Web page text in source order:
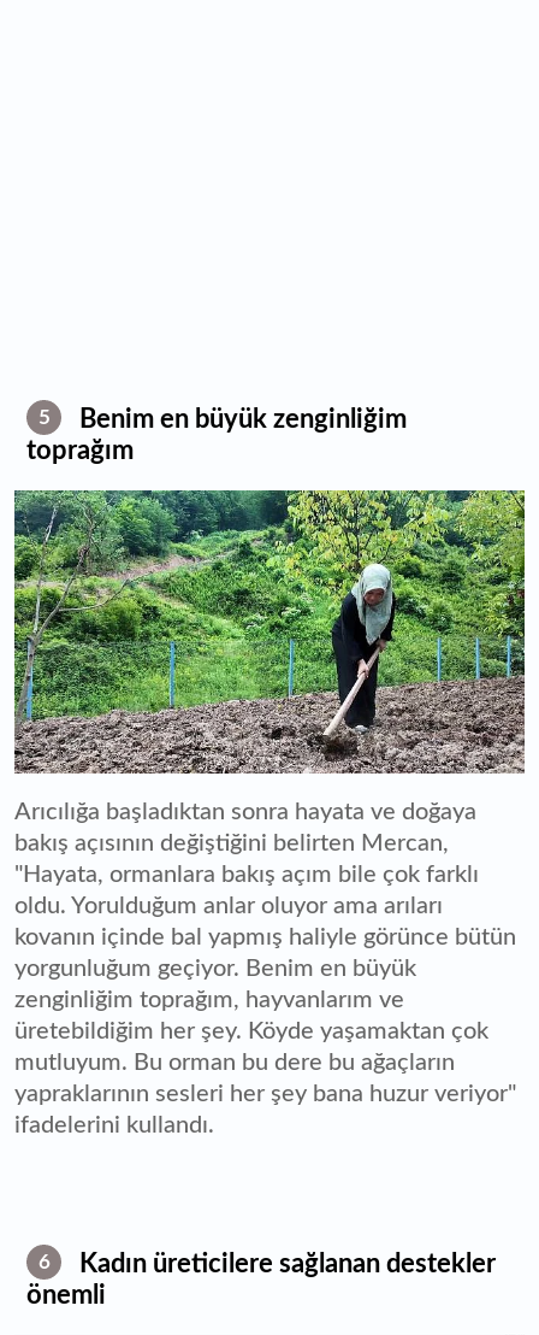
5
Benim en büyük zenginliğim
toprağım
Arıcılığa başladıktan sonra hayata ve doğaya
bakış açısının değiştiğini belirten Mercan,
"Hayata, ormanlara bakış açım bile çok farklı
oldu. Yorulduğum anlar oluyor ama arıları
kovanın içinde bal yapmış haliyle görünce bütün
yorgunluğum geçiyor. Benim en büyük
zenginliğim toprağım, hayvanlarım ve
üretebildiğim her şey. Köyde yaşamaktan çok
mutluyum. Bu orman bu dere bu ağaçların
yapraklarının sesleri her şey bana huzur veriyor"
ifadelerini kullandı.
6
Kadın üreticilere sağlanan destekler
önemli